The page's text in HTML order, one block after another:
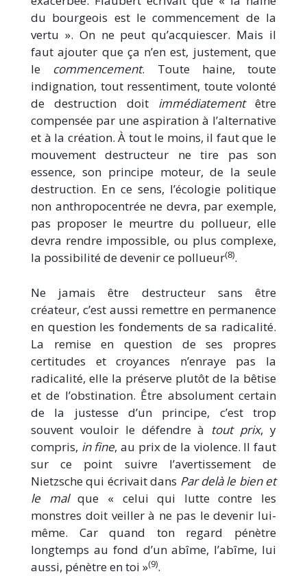
du bourgeois est le commencement de la
vertu ». On ne peut qu’acquiescer. Mais il
faut ajouter que ça n’en est, justement, que
le commencement. Toute haine, toute
indignation, tout ressentiment, toute volonté
de destruction doit immédiatementêtre
compensée par une aspiration à l’alternative
et à la création. À tout le moins, il faut que le
mouvement destructeur ne tire pas son
essence, son principe moteur, de la seule
destruction. En ce sens, l’écologie politique
non anthropocentrée ne devra, par exemple,
pas proposer le meurtre du pollueur, elle
devra rendre impossible, ou plus complexe,
la possibilité de devenir ce pollueur(8).
Ne jamais être destructeur sans être
créateur, c’est aussi remettre en permanence
en question les fondements de sa radicalité.
La remise en question de ses propres
certitudes et croyances n’enraye pas la
radicalité, elle la préserve plutôt de la bêtise
et de l’obstination. Être absolument certain
de la justesse d’un principe, c’est trop
souvent vouloir le défendre à tout prix, y
compris, in fine, au prix de la violence. Il faut
sur ce point suivre l’avertissement de
Nietzsche qui écrivait dans Par delà le bien et
le malque « celui qui lutte contre les
monstres doit veiller à ne pas le devenir lui-
même. Car quand ton regard pénètre
longtemps au fond d’un abîme, l’abîme, lui
aussi, pénètre en toi »(9).